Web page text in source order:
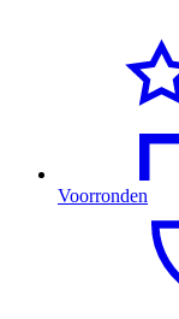
Voorronden